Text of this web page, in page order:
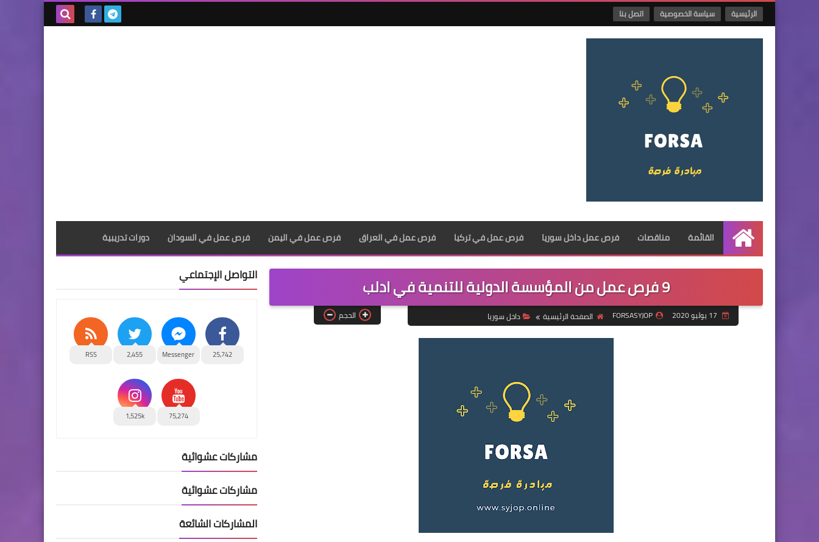
الرئيسية سياسة الخصوصية اتصل بنا
الرئيسية
القائمة مناقصات فرص عمل داخل سوريا فرص عمل في تركيا فرص عمل في العراق فرص عمل في اليمن فرص عمل في السودان دورات تدريبية
9 فرص عمل من المؤسسة الدولية للتنمية في ادلب
FORSASYJOP الصفحة الرئيسية داخل سوريا الحجم
التواصل الإجتماعي
25,742
Messenger
2,455
RSS
75,274
1,525k
مشاركات عشوائية
مشاركات عشوائية
المشاركات الشائعة